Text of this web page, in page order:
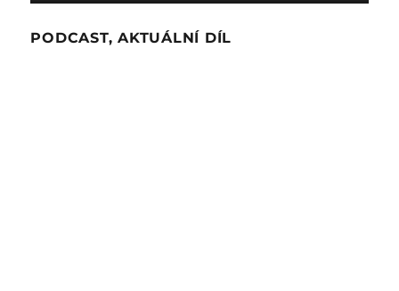
PODCAST, AKTUÁLNÍ DÍL